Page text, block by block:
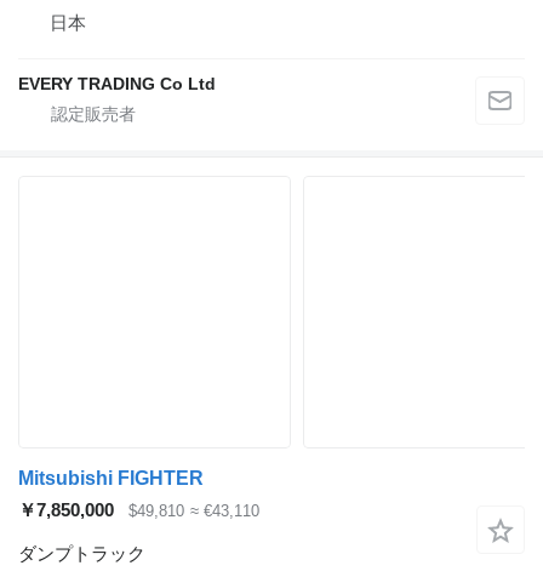
日本
EVERY TRADING Co Ltd
Mitsubishi FIGHTER
￥7,850,000
$49,810 ≈ €43,110
ダンプトラック